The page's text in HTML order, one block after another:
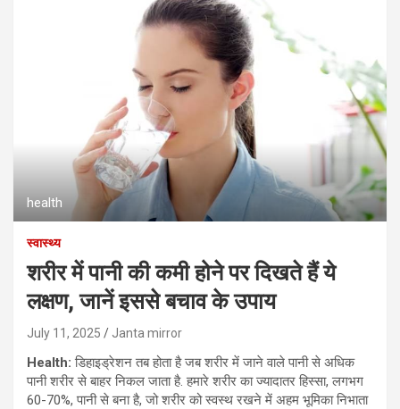
health
स्वास्थ्य
शरीर में पानी की कमी होने पर दिखते हैं ये
लक्षण, जानें इससे बचाव के उपाय
July 11, 2025 Janta mirror
Health:डिहाइड्रेशन तब होता है जब शरीर में जाने वाले पानी से अधिक
पानी शरीर से बाहर निकल जाता है. हमारे शरीर का ज्यादातर हिस्सा, लगभग
60-70%, पानी से बना है, जो शरीर को स्वस्थ रखने में अहम भूमिका निभाता